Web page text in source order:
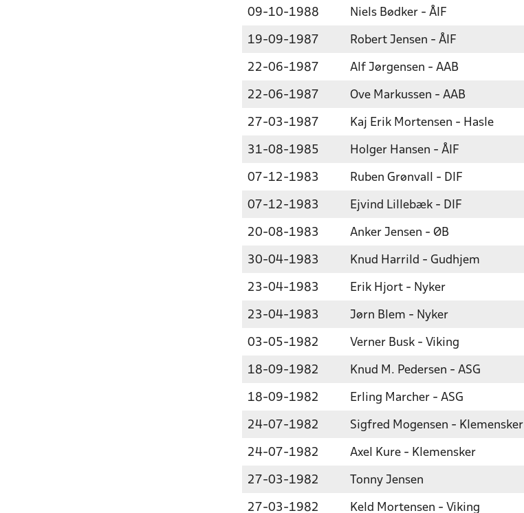
09-10-1988 Niels Bødker - ÅIF
19-09-1987 Robert Jensen - ÅIF
22-06-1987 Alf Jørgensen - AAB
22-06-1987 Ove Markussen - AAB
27-03-1987 Kaj Erik Mortensen - Hasle
31-08-1985 Holger Hansen - ÅIF
07-12-1983 Ruben Grønvall - DIF
07-12-1983 Ejvind Lillebæk - DIF
20-08-1983 Anker Jensen - ØB
30-04-1983 Knud Harrild - Gudhjem
23-04-1983 Erik Hjort - Nyker
23-04-1983 Jørn Blem - Nyker
03-05-1982 Verner Busk - Viking
18-09-1982 Knud M. Pedersen - ASG
18-09-1982 Erling Marcher - ASG
24-07-1982 Sigfred Mogensen - Klemensker
24-07-1982 Axel Kure - Klemensker
27-03-1982 Tonny Jensen
27-03-1982 Keld Mortensen - Viking